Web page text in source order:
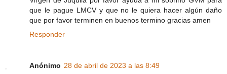
que le pague LMCV y que no le quiera hacer algún daño
que por favor terminen en buenos termino gracias amen
Responder
Anónimo 28 de abril de 2023 a las 8:49